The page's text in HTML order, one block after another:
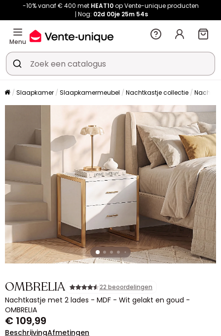
-10% vanaf € 400 met HEAT10op Vente-unique producten
Nog: 02d 00je 25m 53s
Menu
Slaapkamer Slaapkamermeubel Nachtkastje collectie
OMBRELIA 22 beoordelingen
Nachtkastje met 2 lades - MDF - Wit gelakt en goud -
OMBRELIA
€ 109,99
BeschrijvingAfmetingen